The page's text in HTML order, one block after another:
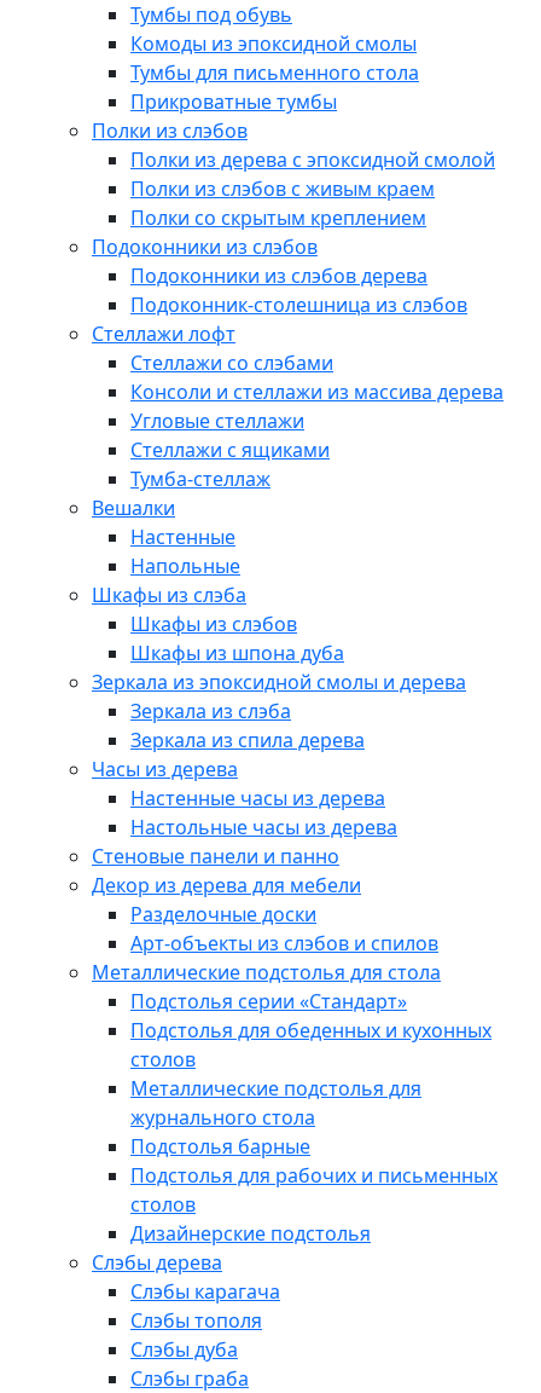
Тумбы под обувь
Комоды из эпоксидной смолы
Тумбы для письменного стола
Прикроватные тумбы
Полки из слэбов
Полки из дерева с эпоксидной смолой
Полки из слэбов с живым краем
Полки со скрытым креплением
Подоконники из слэбов
Подоконники из слэбов дерева
Подоконник-столешница из слэбов
Стеллажи лофт
Стеллажи со слэбами
Консоли и стеллажи из массива дерева
Угловые стеллажи
Стеллажи с ящиками
Тумба-стеллаж
Вешалки
Настенные
Напольные
Шкафы из слэба
Шкафы из слэбов
Шкафы из шпона дуба
Зеркала из эпоксидной смолы и дерева
Зеркала из слэба
Зеркала из спила дерева
Часы из дерева
Настенные часы из дерева
Настольные часы из дерева
Стеновые панели и панно
Декор из дерева для мебели
Разделочные доски
Арт-объекты из слэбов и спилов
Металлические подстолья для стола
Подстолья серии «Стандарт»
Подстолья для обеденных и кухонных
столов
Металлические подстолья для
журнального стола
Подстолья барные
Подстолья для рабочих и письменных
столов
Дизайнерские подстолья
Слэбы дерева
Слэбы карагача
Слэбы тополя
Слэбы дуба
Слэбы граба